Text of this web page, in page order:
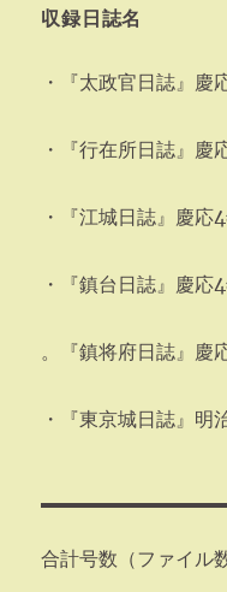
収録日誌名
・『太政官日誌』
・『行在所日誌』慶
・『江城日誌』慶応
・『鎮台日誌』慶応
。『鎮将府日誌』慶
・『東京城日誌』明
合計号数（ファイル